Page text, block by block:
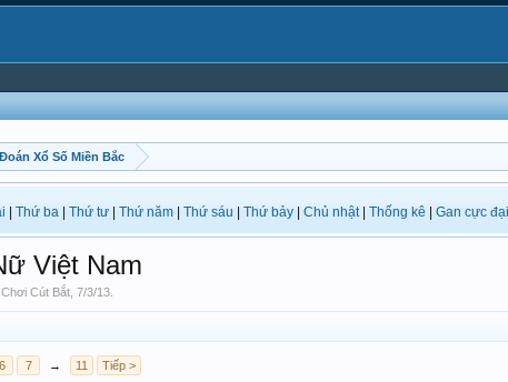
Xổ Số Miền Bắc
Thứ ba Thứ tư Thứ năm Thứ sáu Thứ bảy Chủ nhật| Thống kê Gan cực đại
Việt Nam
Cút Bắt 7/3/13
6 7 → 11 Tiếp >